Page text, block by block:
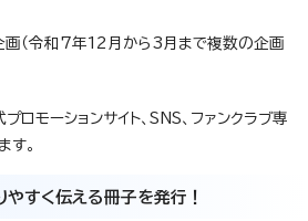
画（令和7年12月から3月まで複数の企画
モーションサイト、SNS、ファンクラブ専
す。
やすく伝える冊子を発行！